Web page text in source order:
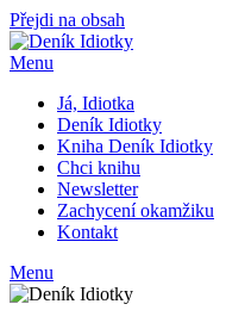
Přejdi na obsah
Menu
Já, Idiotka
Deník Idiotky
Kniha Deník Idiotky
Chci knihu
Newsletter
Zachycení okamžiku
Kontakt
Menu